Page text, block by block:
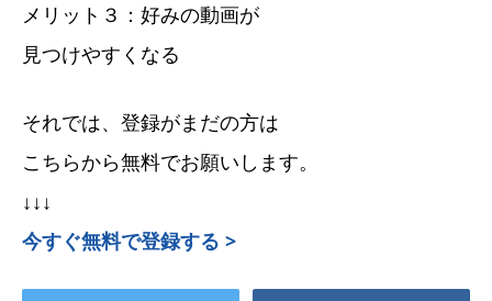
メリット３：好みの動画が
見つけやすくなる
それでは、登録がまだの方は
こちらから無料でお願いします。
↓↓↓
今すぐ無料で登録する >